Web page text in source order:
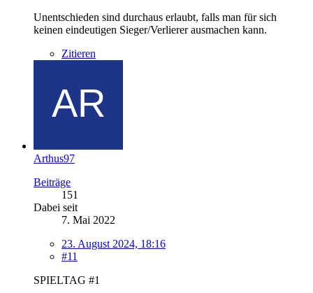
Unentschieden sind durchaus erlaubt, falls man für sich
keinen eindeutigen Sieger/Verlierer ausmachen kann.
Zitieren
Arthus97
Beiträge
151
Dabei seit
7. Mai 2022
23. August 2024, 18:16
#11
SPIELTAG #1